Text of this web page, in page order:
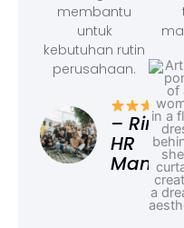
membantu
untuk
kebutuhan rutin
perusahaan.
– Rina,
HR